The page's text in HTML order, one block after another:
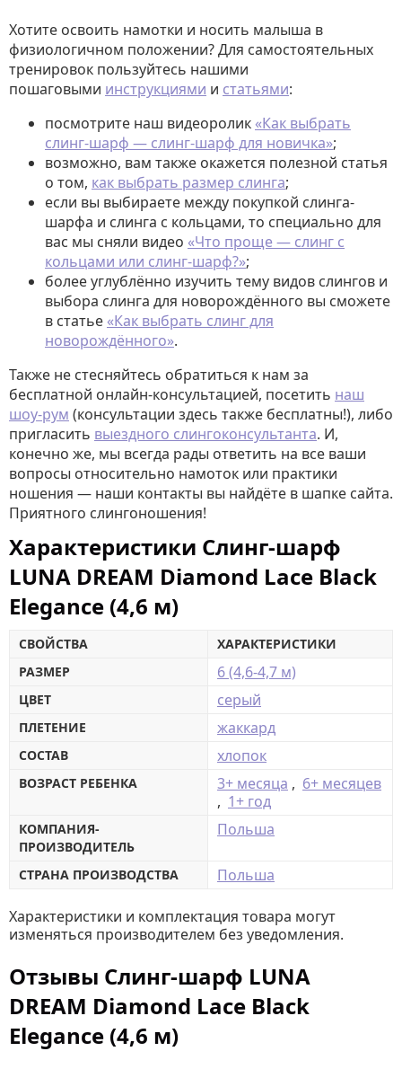
Хотите освоить намотки и носить малыша в
физиологичном положении? Для самостоятельных
тренировок пользуйтесь нашими
пошаговыми инструкциями и статьями:
посмотрите наш видеоролик «Как выбрать
слинг-шарф — слинг-шарф для новичка»;
возможно, вам также окажется полезной статья
о том, как выбрать размер слинга;
если вы выбираете между покупкой слинга-
шарфа и слинга с кольцами, то специально для
вас мы сняли видео «Что проще — слинг с
кольцами или слинг-шарф?»;
более углублённо изучить тему видов слингов и
выбора слинга для новорождённого вы сможете
в статье «Как выбрать слинг для
новорождённого».
Также не стесняйтесь обратиться к нам за
бесплатной онлайн-консультацией, посетить наш
шоу-рум (консультации здесь также бесплатны!), либо
пригласить выездного слингоконсультанта. И,
конечно же, мы всегда рады ответить на все ваши
вопросы относительно намоток или практики
ношения — наши контакты вы найдёте в шапке сайта.
Приятного слингоношения!
Характеристики Слинг-шарф
LUNA DREAM Diamond Lace Black
Elegance (4,6 м)
СВОЙСТВА
ХАРАКТЕРИСТИКИ
РАЗМЕР
6 (4,6-4,7 м)
ЦВЕТ серый
ПЛЕТЕНИЕ жаккард
СОСТАВ хлопок
ВОЗРАСТ РЕБЕНКА 3+ месяца , 6+ месяцев
, 1+ год
КОМПАНИЯ-
ПРОИЗВОДИТЕЛЬ
Польша
СТРАНА ПРОИЗВОДСТВА Польша
Характеристики и комплектация товара могут
изменяться производителем без уведомления.
Отзывы Слинг-шарф LUNA
DREAM Diamond Lace Black
Elegance (4,6 м)